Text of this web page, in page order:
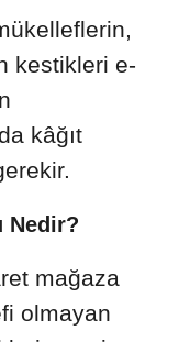
kestikleri e-
kâğıt
Nedir?
mağaza
olmayan